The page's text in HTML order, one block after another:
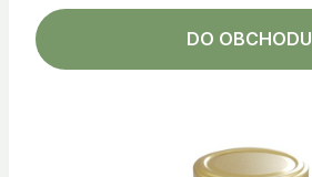
DO OBCHODU